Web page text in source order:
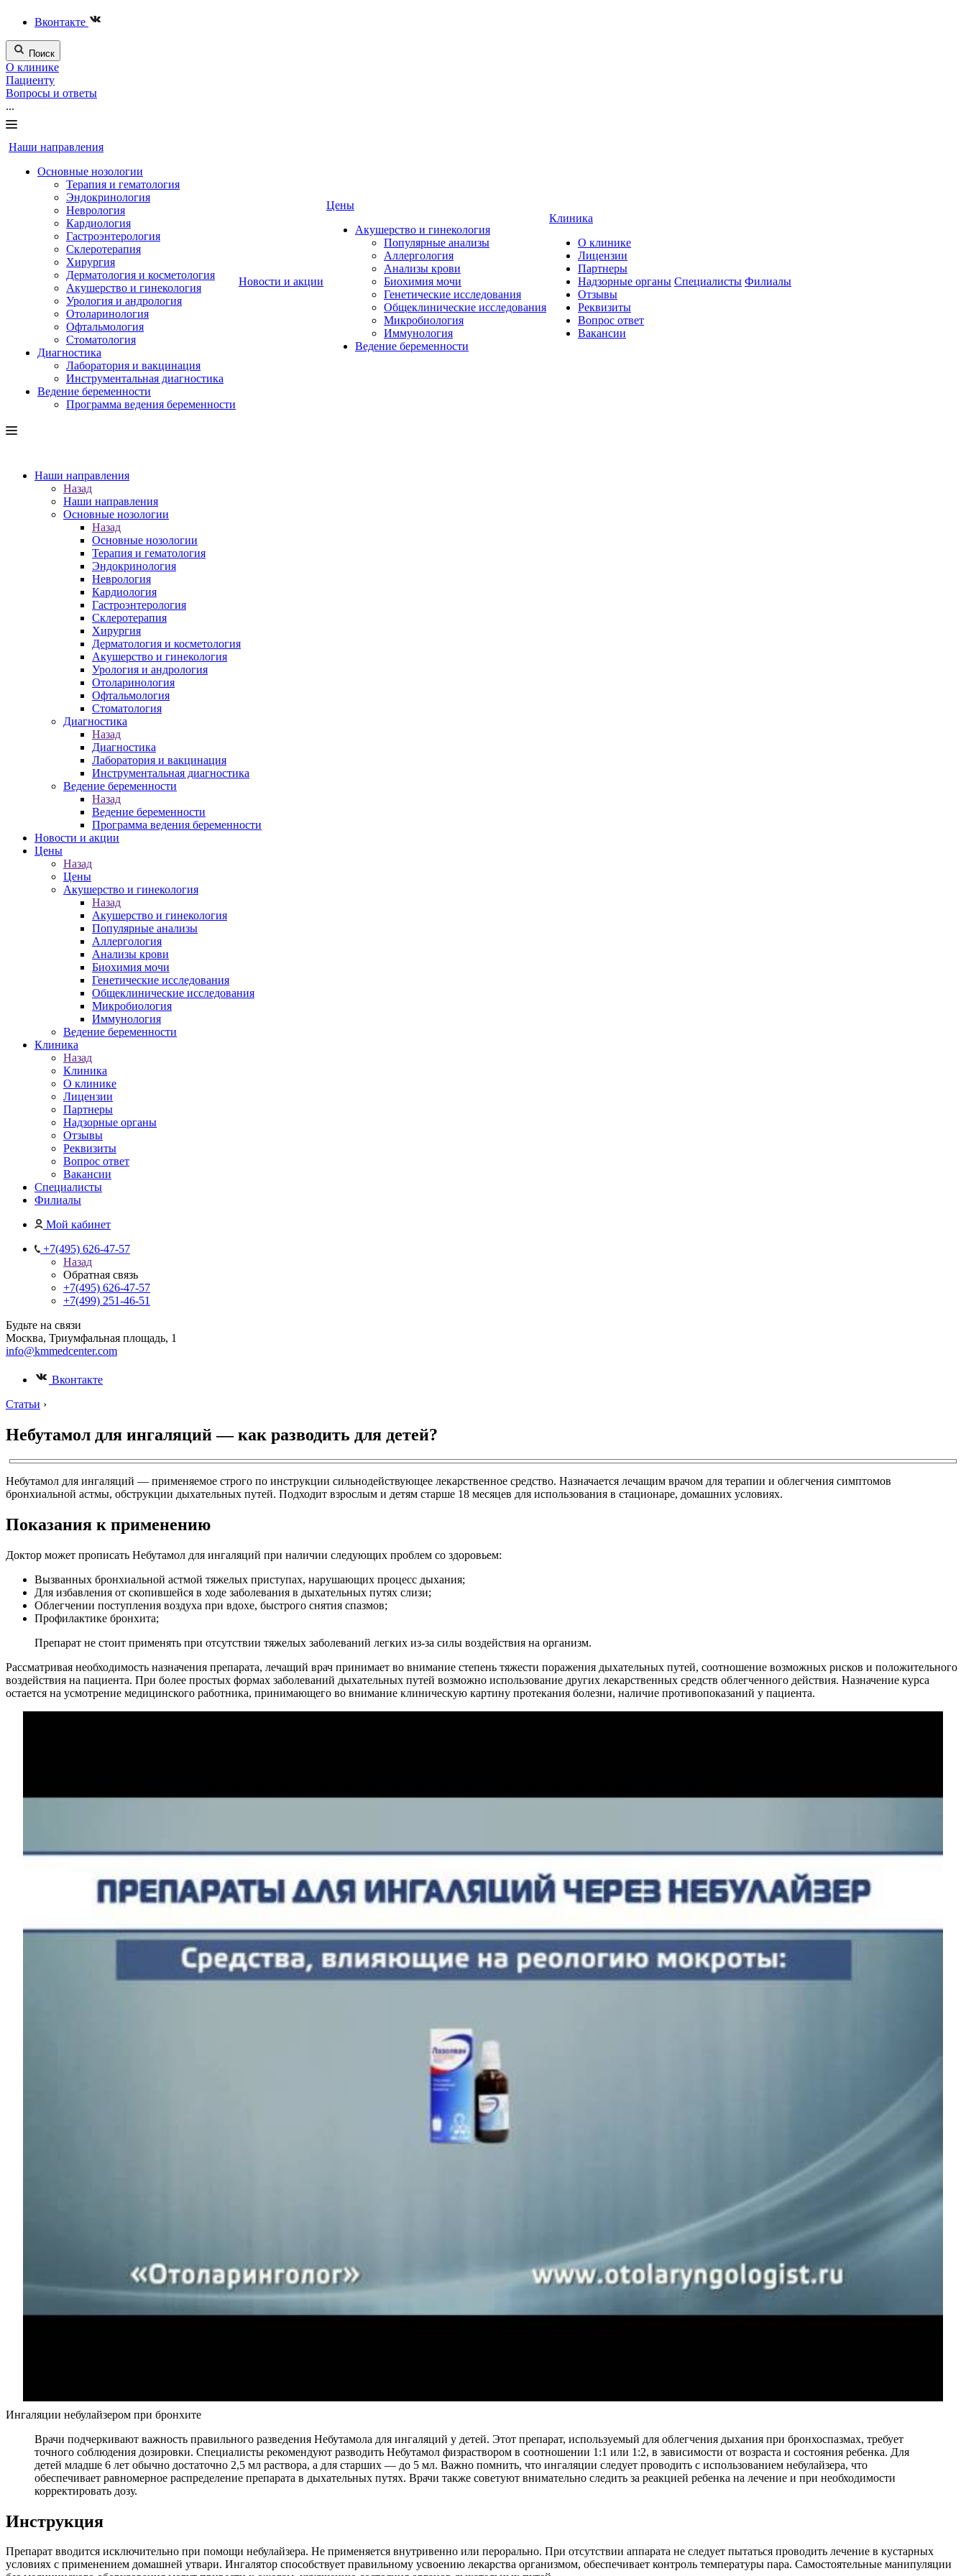
Вконтакте
Поиск
О клинике
Пациенту
Вопросы и ответы
...
Наши направления
Основные нозологии
Терапия и гематология
Эндокринология
Неврология
Кардиология
Гастроэнтерология
Склеротерапия
Хирургия
Дерматология и косметология
Акушерство и гинекология
Урология и андрология
Отоларинология
Офтальмология
Стоматология
Диагностика
Лаборатория и вакцинация
Инструментальная диагностика
Ведение беременности
Программа ведения беременности
Новости и акции
Цены
Акушерство и гинекология
Популярные анализы
Аллергология
Анализы крови
Биохимия мочи
Генетические исследования
Общеклинические исследования
Микробиология
Иммунология
Ведение беременности
Клиника
О клинике
Лицензии
Партнеры
Надзорные органы
Отзывы
Реквизиты
Вопрос ответ
Вакансии
Специалисты Филиалы
Наши направления
Назад
Наши направления
Основные нозологии
Назад
Основные нозологии
Терапия и гематология
Эндокринология
Неврология
Кардиология
Гастроэнтерология
Склеротерапия
Хирургия
Дерматология и косметология
Акушерство и гинекология
Урология и андрология
Отоларинология
Офтальмология
Стоматология
Диагностика
Назад
Диагностика
Лаборатория и вакцинация
Инструментальная диагностика
Ведение беременности
Назад
Ведение беременности
Программа ведения беременности
Новости и акции
Цены
Назад
Цены
Акушерство и гинекология
Назад
Акушерство и гинекология
Популярные анализы
Аллергология
Анализы крови
Биохимия мочи
Генетические исследования
Общеклинические исследования
Микробиология
Иммунология
Ведение беременности
Клиника
Назад
Клиника
О клинике
Лицензии
Партнеры
Надзорные органы
Отзывы
Реквизиты
Вопрос ответ
Вакансии
Специалисты
Филиалы
Мой кабинет
+7(495) 626-47-57
Назад
Обратная связь
+7(495) 626-47-57
+7(499) 251-46-51
Будьте на связи
Москва, Триумфальная площадь, 1
info@kmmedcenter.com
Вконтакте
Статьи ›
Небутамол для ингаляций — как разводить для детей?
Небутамол для ингаляций — применяемое строго по инструкции сильнодействующее лекарственное средство. Назначается лечащим врачом для терапии и облегчения симптомов
бронхиальной астмы, обструкции дыхательных путей. Подходит взрослым и детям старше 18 месяцев для использования в стационаре, домашних условиях.
Показания к применению
Доктор может прописать Небутамол для ингаляций при наличии следующих проблем со здоровьем:
Вызванных бронхиальной астмой тяжелых приступах, нарушающих процесс дыхания;
Для избавления от скопившейся в ходе заболевания в дыхательных путях слизи;
Облегчении поступления воздуха при вдохе, быстрого снятия спазмов;
Профилактике бронхита;
Препарат не стоит применять при отсутствии тяжелых заболеваний легких из-за силы воздействия на организм.
Рассматривая необходимость назначения препарата, лечащий врач принимает во внимание степень тяжести поражения дыхательных путей, соотношение возможных рисков и положительного
воздействия на пациента. При более простых формах заболеваний дыхательных путей возможно использование других лекарственных средств облегченного действия. Назначение курса
остается на усмотрение медицинского работника, принимающего во внимание клиническую картину протекания болезни, наличие противопоказаний у пациента.
Ингаляции небулайзером при бронхите
Врачи подчеркивают важность правильного разведения Небутамола для ингаляций у детей. Этот препарат, используемый для облегчения дыхания при бронхоспазмах, требует
точного соблюдения дозировки. Специалисты рекомендуют разводить Небутамол физраствором в соотношении 1:1 или 1:2, в зависимости от возраста и состояния ребенка. Для
детей младше 6 лет обычно достаточно 2,5 мл раствора, а для старших — до 5 мл. Важно помнить, что ингаляции следует проводить с использованием небулайзера, что
обеспечивает равномерное распределение препарата в дыхательных путях. Врачи также советуют внимательно следить за реакцией ребенка на лечение и при необходимости
корректировать дозу.
Инструкция
Препарат вводится исключительно при помощи небулайзера. Не применяется внутривенно или перорально. При отсутствии аппарата не следует пытаться проводить лечение в кустарных
условиях с применением домашней утвари. Ингалятор способствует правильному усвоению лекарства организмом, обеспечивает контроль температуры пара. Самостоятельные манипуляции